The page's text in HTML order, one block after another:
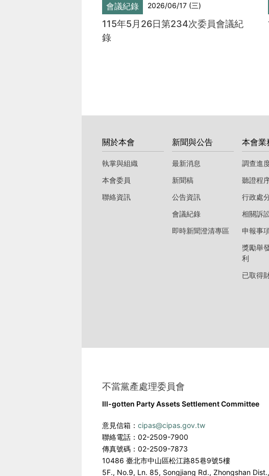
會議紀錄 2026/06/17 (三)
115年5月26日第234次委員會議紀
錄
關於本會
執掌與組織
本會委員
聯絡資訊
新聞與公告
最新消息
新聞稿
公告資訊
會議紀錄
即時新聞澄清專區
本會業
調查進
聽證程
行政處
相關訴
申報事
獎勵舉
利
已取得
不當黨產處理委員會
Ill-gotten Party Assets Settlement Committee
意見信箱： cipas@cipas.gov.tw
聯絡電話：02-2509-7900
傳真號碼：02-2509-7873
10486 臺北市中山區松江路85巷9號5樓
5F., No.9, Ln. 85, Songjiang Rd., Zhongshan Dist.,